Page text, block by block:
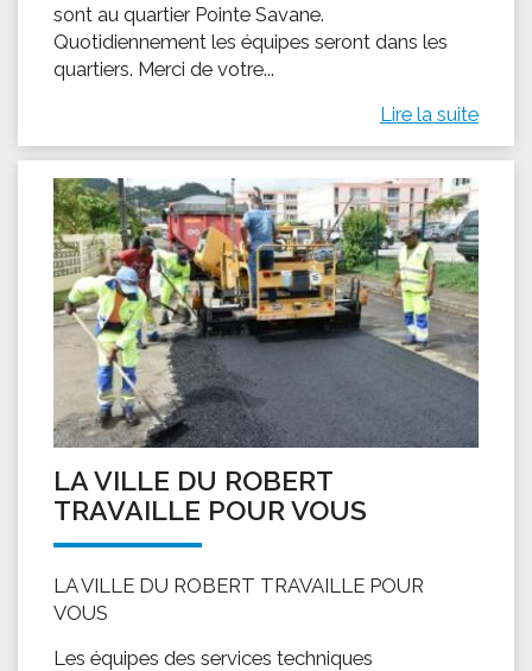
sont au quartier Pointe Savane.
Quotidiennement les équipes seront dans les
quartiers. Merci de votre...
Lire la suite
LA VILLE DU ROBERT
TRAVAILLE POUR VOUS
LA VILLE DU ROBERT TRAVAILLE POUR
VOUS
Les équipes des services techniques